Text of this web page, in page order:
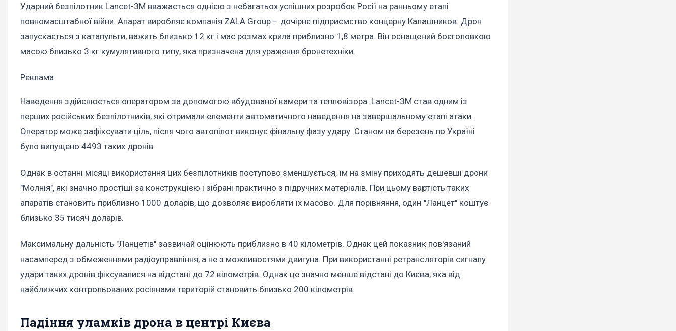
Ударний безпілотник Lancet-3M вважається однією з небагатьох успішних розробок Росії на ранньому етапі
повномасштабної війни. Апарат виробляє компанія ZALA Group – дочірнє підприємство концерну Калашников. Дрон
запускається з катапульти, важить близько 12 кг і має розмах крила приблизно 1,8 метра. Він оснащений боєголовкою
масою близько 3 кг кумулятивного типу, яка призначена для ураження бронетехніки.
Реклама
Наведення здійснюється оператором за допомогою вбудованої камери та тепловізора. Lancet-3M став одним із
перших російських безпілотників, які отримали елементи автоматичного наведення на завершальному етапі атаки.
Оператор може зафіксувати ціль, після чого автопілот виконує фінальну фазу удару. Станом на березень по Україні
було випущено 4493 таких дронів.
Однак в останні місяці використання цих безпілотників поступово зменшується, їм на зміну приходять дешевші дрони
"Молнія", які значно простіші за конструкцією і зібрані практично з підручних матеріалів. При цьому вартість таких
апаратів становить приблизно 1000 доларів, що дозволяє виробляти їх масово. Для порівняння, один "Ланцет" коштує
близько 35 тисяч доларів.
Максимальну дальність "Ланцетів" зазвичай оцінюють приблизно в 40 кілометрів. Однак цей показник пов'язаний
насамперед з обмеженнями радіоуправління, а не з можливостями двигуна. При використанні ретрансляторів сигналу
удари таких дронів фіксувалися на відстані до 72 кілометрів. Однак це значно менше відстані до Києва, яка від
найближчих контрольованих росіянами територій становить близько 200 кілометрів.
Падіння уламків дрона в центрі Києва